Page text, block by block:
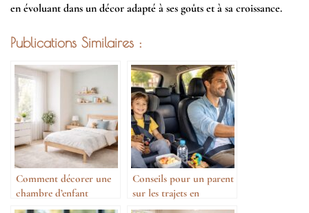
en évoluant dans un décor adapté à ses goûts et à sa croissance.
Publications Similaires :
Comment décorer une
chambre d’enfant
moderne
Conseils pour un parent
sur les trajets en
transport privé